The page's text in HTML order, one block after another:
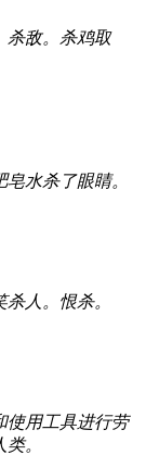
杀敌。杀鸡取
水杀了眼睛。
人。恨杀。
使用工具进行劳
。